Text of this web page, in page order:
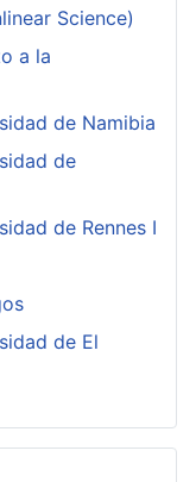
Science)
a la
de Namibia
de
de Rennes I
de El